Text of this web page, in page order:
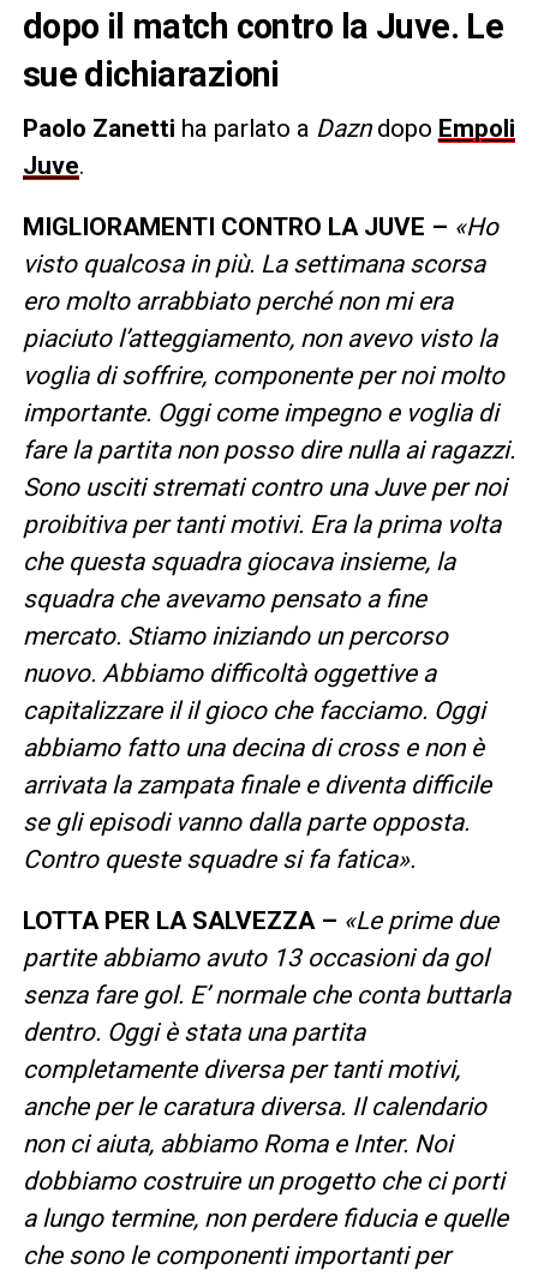
dopo il match contro la Juve. Le
sue dichiarazioni
Paolo Zanetti ha parlato a Dazndopo Empoli
Juve.
MIGLIORAMENTI CONTRO LA JUVE – «Ho
visto qualcosa in più. La settimana scorsa
ero molto arrabbiato perché non mi era
piaciuto l’atteggiamento, non avevo visto la
voglia di soffrire, componente per noi molto
importante. Oggi come impegno e voglia di
fare la partita non posso dire nulla ai ragazzi.
Sono usciti stremati contro una Juve per noi
proibitiva per tanti motivi. Era la prima volta
che questa squadra giocava insieme, la
squadra che avevamo pensato a fine
mercato. Stiamo iniziando un percorso
nuovo. Abbiamo difficoltà oggettive a
capitalizzare il il gioco che facciamo. Oggi
abbiamo fatto una decina di cross e non è
arrivata la zampata finale e diventa difficile
se gli episodi vanno dalla parte opposta.
Contro queste squadre si fa fatica».
LOTTA PER LA SALVEZZA – «Le prime due
partite abbiamo avuto 13 occasioni da gol
senza fare gol. E’ normale che conta buttarla
dentro. Oggi è stata una partita
completamente diversa per tanti motivi,
anche per le caratura diversa. Il calendario
non ci aiuta, abbiamo Roma e Inter. Noi
dobbiamo costruire un progetto che ci porti
a lungo termine, non perdere fiducia e quelle
che sono le componenti importanti per